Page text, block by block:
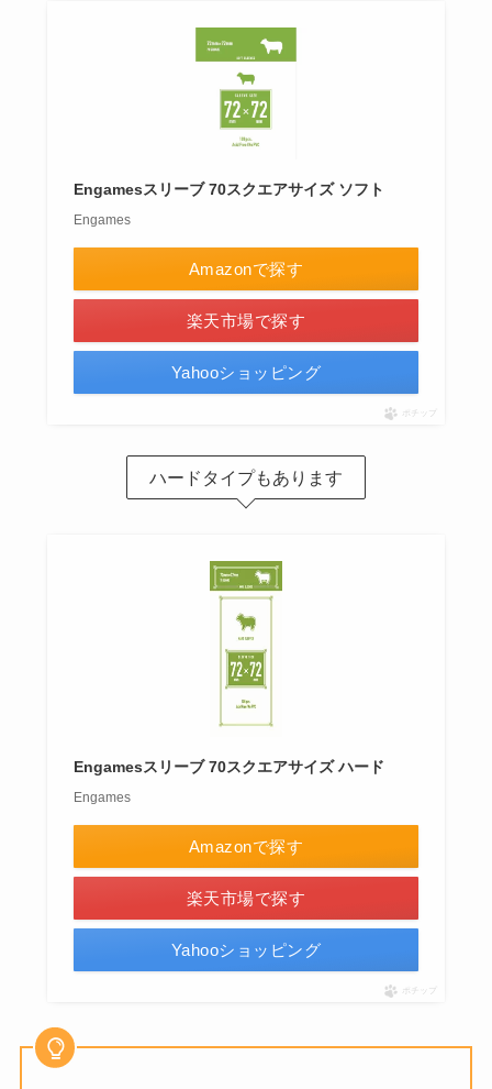
Engamesスリーブ 70スクエアサイズ ソフト
Engames
Amazonで探す
楽天市場で探す
Yahooショッピング
ポチップ
ハードタイプもあります
Engamesスリーブ 70スクエアサイズ ハード
Engames
Amazonで探す
楽天市場で探す
Yahooショッピング
ポチップ